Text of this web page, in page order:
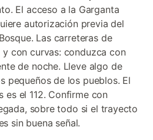
El acceso a la Garganta
autorización previa del
Las carreteras de
con curvas: conduzca con
de noche. Lleve algo de
pequeños de los pueblos. El
es el 112. Confirme con
sobre todo si el trayecto
sin buena señal.